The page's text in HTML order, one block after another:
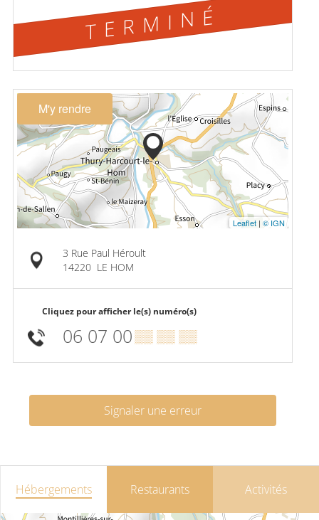
TERMINÉ
M'y rendre
Leaflet | © IGN
3 Rue Paul Héroult
14220 LE HOM
Cliquez pour afficher le(s) numéro(s)
06 07 00▒▒ ▒▒ ▒▒
Signaler une erreur
Hébergements Restaurants Activités